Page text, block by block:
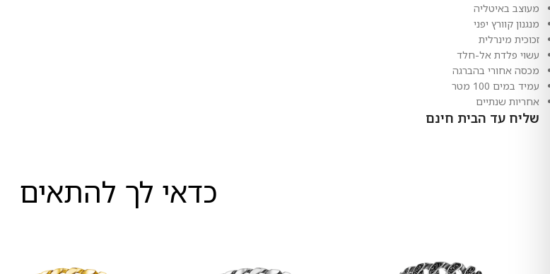
מעוצב באיטליה
מנגנון קוורץ יפני
זכוכית מינרלית
עשוי פלדת אל-חלד
מכסה אחורי בהברגה
עמיד במים 100 מטר
אחריות שנתיים
שליח עד הבית חינם
כדאי לך להתאים